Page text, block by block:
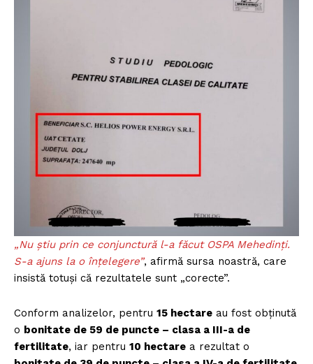
„Nu știu prin ce conjunctură l-a făcut OSPA Mehedinți.
S-a ajuns la o înțelegere”, afirmă sursa noastră, care
insistă totuși că rezultatele sunt „corecte”.
Conform analizelor, pentru 15 hectare au fost obținută
o bonitate de 59 de puncte – clasa a III-a de
fertilitate, iar pentru 10 hectare a rezultat o